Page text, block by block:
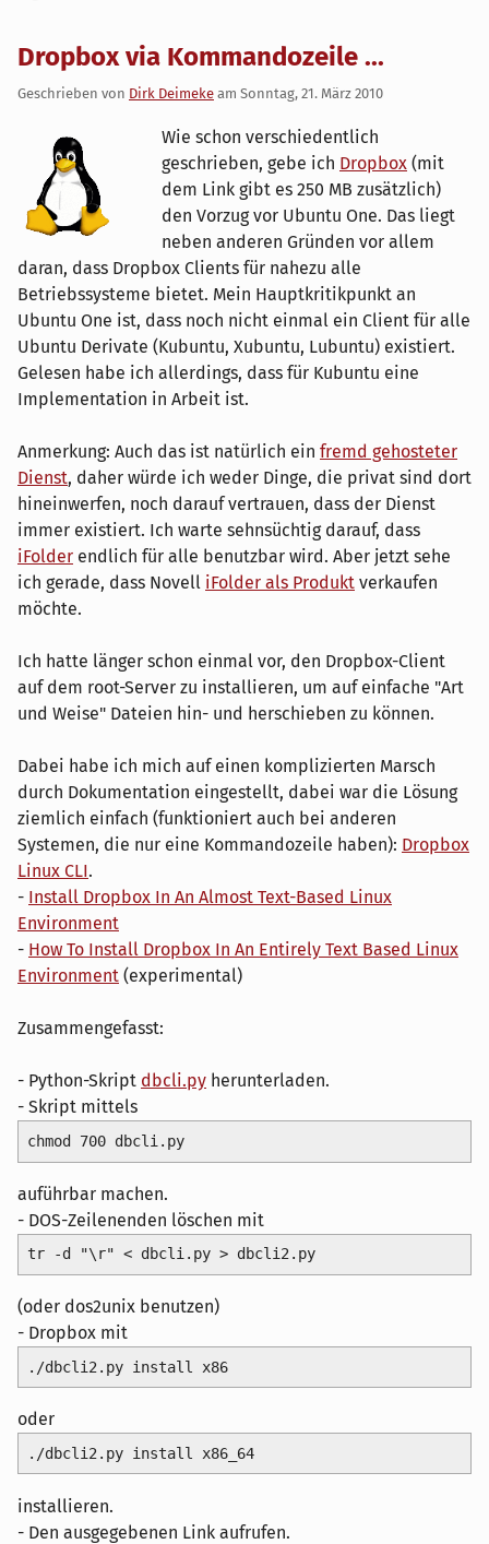
Dropbox via Kommandozeile ...
Geschrieben von Dirk Deimeke am Sonntag, 21. März 2010
Wie schon verschiedentlich
geschrieben, gebe ich Dropbox (mit
dem Link gibt es 250 MB zusätzlich)
den Vorzug vor Ubuntu One. Das liegt
neben anderen Gründen vor allem
daran, dass Dropbox Clients für nahezu alle
Betriebssysteme bietet. Mein Hauptkritikpunkt an
Ubuntu One ist, dass noch nicht einmal ein Client für alle
Ubuntu Derivate (Kubuntu, Xubuntu, Lubuntu) existiert.
Gelesen habe ich allerdings, dass für Kubuntu eine
Implementation in Arbeit ist.
Anmerkung: Auch das ist natürlich ein fremd gehosteter
Dienst, daher würde ich weder Dinge, die privat sind dort
hineinwerfen, noch darauf vertrauen, dass der Dienst
immer existiert. Ich warte sehnsüchtig darauf, dass
iFolder endlich für alle benutzbar wird. Aber jetzt sehe
ich gerade, dass Novell iFolder als Produkt verkaufen
möchte.
Ich hatte länger schon einmal vor, den Dropbox-Client
auf dem root-Server zu installieren, um auf einfache "Art
und Weise" Dateien hin- und herschieben zu können.
Dabei habe ich mich auf einen komplizierten Marsch
durch Dokumentation eingestellt, dabei war die Lösung
ziemlich einfach (funktioniert auch bei anderen
Systemen, die nur eine Kommandozeile haben): Dropbox
Linux CLI.
- Install Dropbox In An Almost Text-Based Linux
Environment
- How To Install Dropbox In An Entirely Text Based Linux
Environment (experimental)
Zusammengefasst:
- Python-Skript dbcli.py herunterladen.
- Skript mittels
chmod 700 dbcli.py
auführbar machen.
- DOS-Zeilenenden löschen mit
tr -d "\r" < dbcli.py > dbcli2.py
(oder dos2unix benutzen)
- Dropbox mit
./dbcli2.py install x86
oder
./dbcli2.py install x86_64
installieren.
- Den ausgegebenen Link aufrufen.